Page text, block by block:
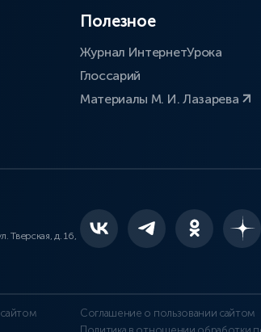
Полезное
Журнал ИнтернетУрока
Глоссарий
Материалы М. И. Лазарева
Тверская, д. 16,
Соглашение о пользовании сайтом